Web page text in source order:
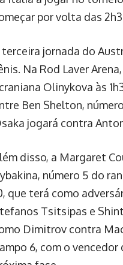
por volta das
terceira jornada do
Na Rod Laver
Olinykova às
Ben Shelton,
jogará contra
disso, a Margaret
número 5 do
que terá como
Tsitsipas e
Dimitrov contra
6, com o